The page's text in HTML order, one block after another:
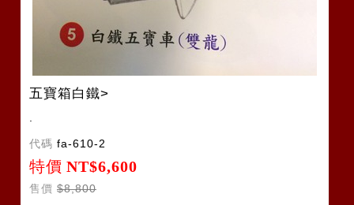
五寶箱白鐵>
代碼 fa-610-2
特價 NT$6,600
售價 $8,800